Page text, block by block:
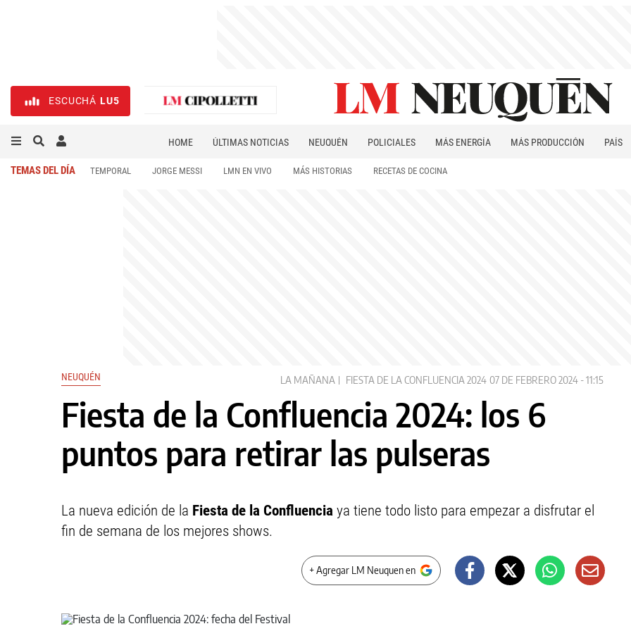
ESCUCHÁ LU5
HOME ÚLTIMAS NOTICIAS NEUQUÉN POLICIALES MÁS ENERGÍA MÁS PRODUCCIÓN
PAÍS
TEMAS DEL DÍA TEMPORAL JORGE MESSI LMN EN VIVO MÁS HISTORIAS RECETAS DE COCINA
NEUQUÉN LA MAÑANA FIESTA DE LA CONFLUENCIA 2024 07 DE FEBRERO 2024 - 11:15
Fiesta de la Confluencia 2024: los 6
puntos para retirar las pulseras
La nueva edición de la Fiesta de la Confluencia ya tiene todo listo para empezar a disfrutar el
fin de semana de los mejores shows.
+ Agregar LM Neuquen en